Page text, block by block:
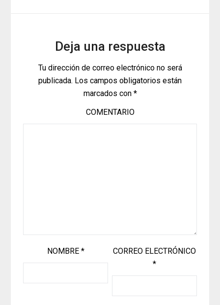
Deja una respuesta
Tu dirección de correo electrónico no será
publicada. Los campos obligatorios están
marcados con *
COMENTARIO
NOMBRE *
CORREO ELECTRÓNICO
*